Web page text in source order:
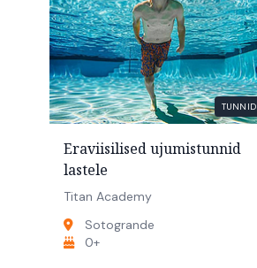
TUNNID
Eraviisilised ujumistunnid
lastele
Titan Academy
Sotogrande
0+